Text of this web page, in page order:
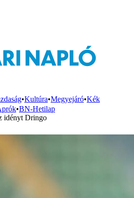
•Kultúra•Megyejáró•Kék
•BN-Hetilap
idényt Dringo